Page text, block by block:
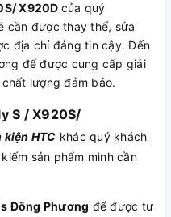
X920D​​​​​​​ của quý
cần được thay thế, sửa
địa chỉ đáng tin cậy. Đến
để được cung cấp giải
lượng đảm bảo.
S / X920S/
kiện HTC khác quý khách
sản phẩm mình cần
Đông Phương để được tư